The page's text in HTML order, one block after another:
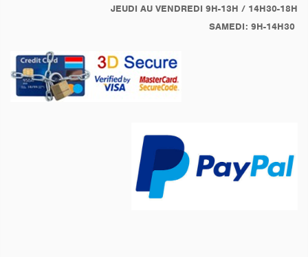
JEUDI AU VENDREDI 9H-13H / 14H30-18H
SAMEDI: 9H-14H30